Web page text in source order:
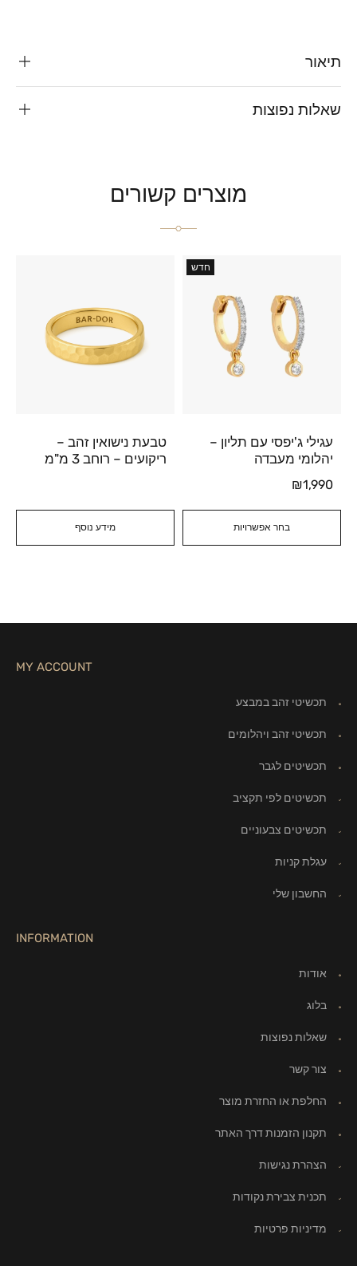
תיאור
שאלות נפוצות
מוצרים קשורים
חדש
בחר אפשרויות
עגילי ג'יפסי עם תליון –
יהלומי מעבדה
₪1,990
מידע נוסף
טבעת נישואין זהב –
ריקועים – רוחב 3 מ"מ
MY ACCOUNT
תכשיטי זהב במבצע
תכשיטי זהב ויהלומים
תכשיטים לגבר
תכשיטים לפי תקציב
תכשיטים צבעוניים
עגלת קניות
החשבון שלי
INFORMATION
אודות
בלוג
שאלות נפוצות
צור קשר
החלפת או החזרת מוצר
תקנון הזמנות דרך האתר
הצהרת נגישות
תכנית צבירת נקודות
מדיניות פרטיות